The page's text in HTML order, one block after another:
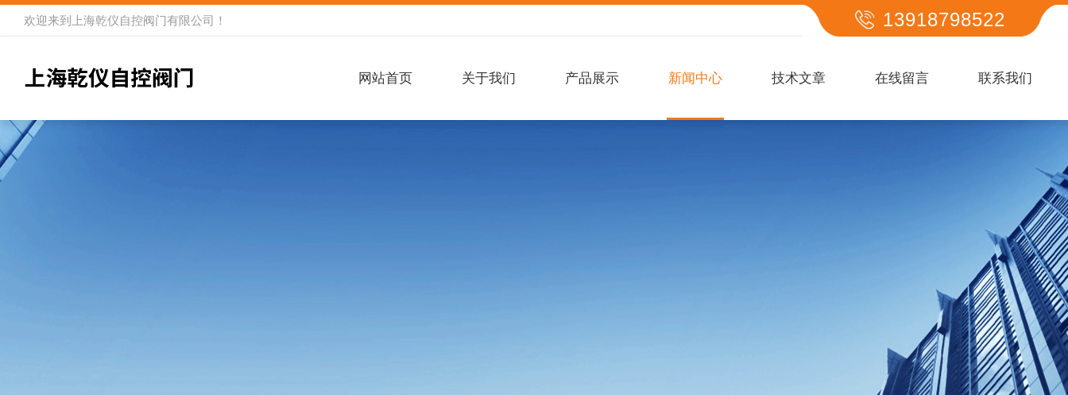
欢迎来到 上海乾仪自控阀门有限公司 ！ 13918798522
网站首页 关于我们 产品展示 新闻中心 技术文章 在线留言 联系我们